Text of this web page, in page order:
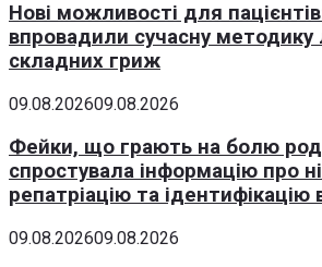
Нові можливості для
впровадили сучасну методику
складних гриж
09.08.202609.08.2026
Фейки, що грають на болю
спростувала інформацію про
репатріацію та ідентифікацію
09.08.202609.08.2026